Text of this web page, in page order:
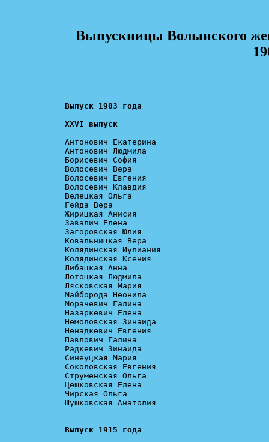
Выпускницы Волынского
XXVI выпуск
Антонович Екатерина
Антонович Людмила
Борисевич София
Волосевич Вера
Волосевич Евгения
Волосевич Клавдия
Велецкая Ольга
Гейда Вера
Жирицкая Анисия
Завалич Елена
Загоровская Юлия
Ковальницкая Вера
Колядинская Иулиания
Колядинская Ксения
Либацкая Анна
Лотоцкая Людмила
Лясковская Мария
Майборода Неонила
Морачевич Галина
Назаркевич Елена
Немоловская Зинаида
Ненадкевич Евгения
Павлович Галина
Радкевич Зинаида
Синеуцкая Мария
Соколовская Евгения
Струменская Ольга
Цешковская Елена
Чирская Ольга
Шушковская Анатолия
Выпуск 1915 года